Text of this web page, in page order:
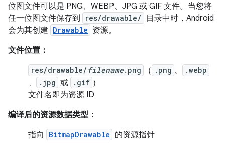
位图文件可以是 PNG、WEBP、JPG 或 GIF 文件。当您将
任一位图文件保存到
res/drawable/
目录中时，Android
会为其创建 Drawable 资源。
文件位置：
res/drawable/ filename.png （ .png 、 .webp
、 .jpg 或 .gif ）
文件名即为资源 ID
编译后的资源数据类型：
指向
BitmapDrawable 的资源指针